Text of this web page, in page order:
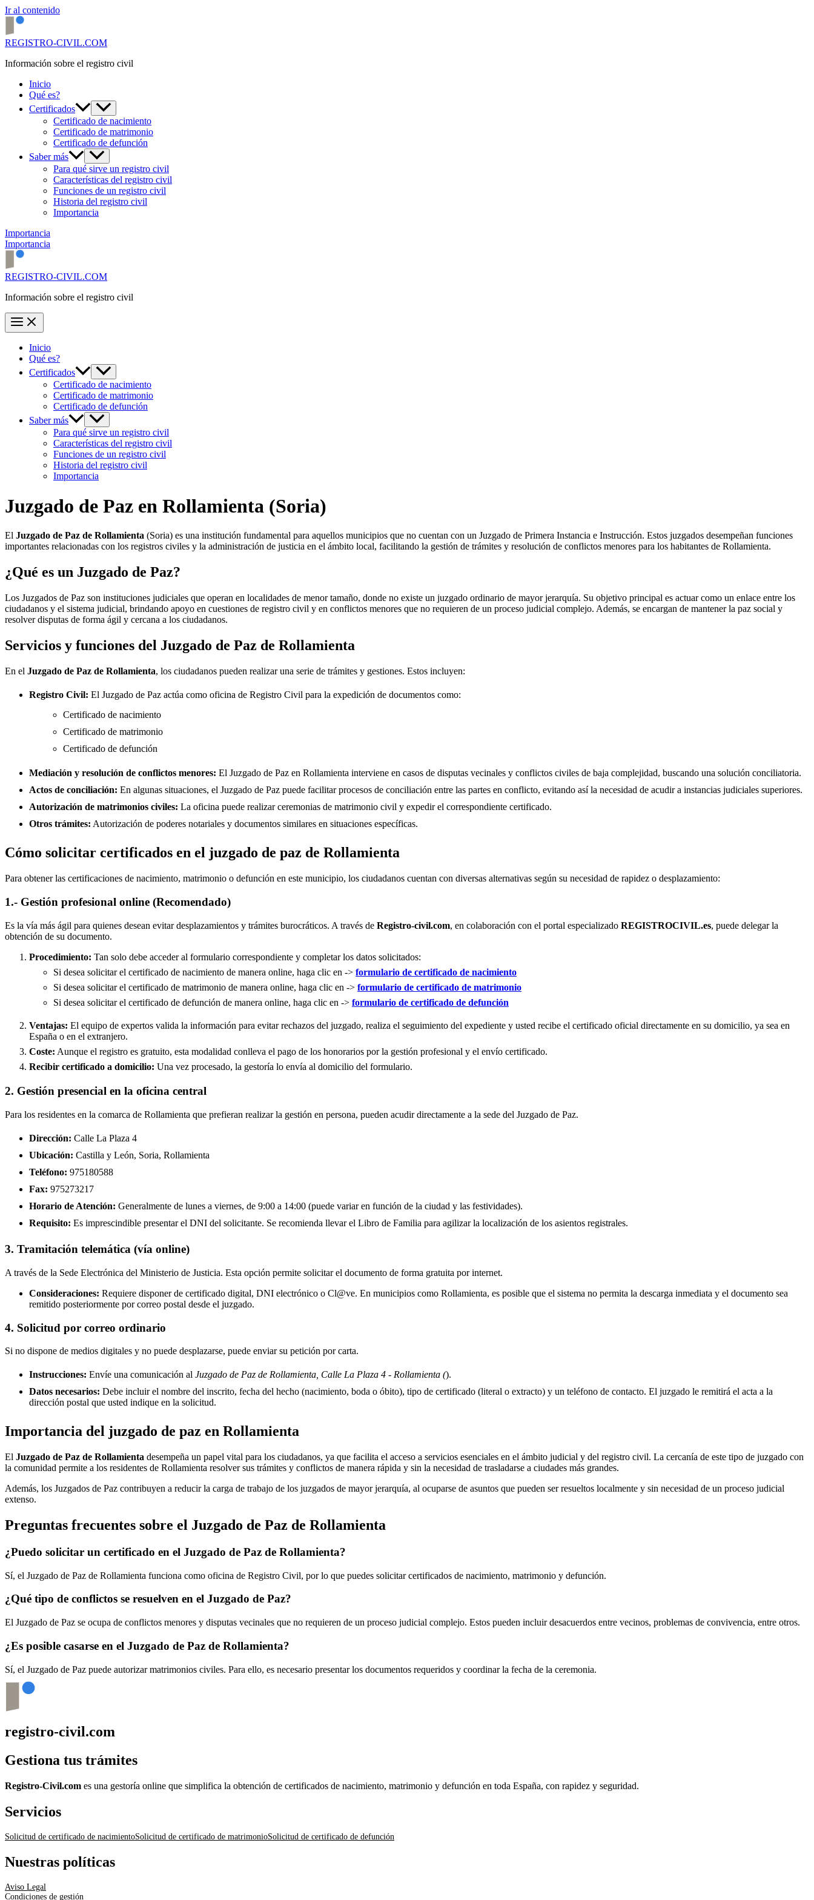
Ir al contenido
REGISTRO-CIVIL.COM
Información sobre el registro civil
Inicio
Qué es?
Certificados
Certificado de nacimiento
Certificado de matrimonio
Certificado de defunción
Saber más
Para qué sirve un registro civil
Características del registro civil
Funciones de un registro civil
Historia del registro civil
Importancia
Importancia
Importancia
REGISTRO-CIVIL.COM
Información sobre el registro civil
Inicio
Qué es?
Certificados
Certificado de nacimiento
Certificado de matrimonio
Certificado de defunción
Saber más
Para qué sirve un registro civil
Características del registro civil
Funciones de un registro civil
Historia del registro civil
Importancia
Juzgado de Paz en Rollamienta (Soria)
El Juzgado de Paz de Rollamienta (Soria) es una institución fundamental para aquellos municipios que no cuentan con un Juzgado de Primera Instancia e Instrucción. Estos juzgados desempeñan funciones
importantes relacionadas con los registros civiles y la administración de justicia en el ámbito local, facilitando la gestión de trámites y resolución de conflictos menores para los habitantes de Rollamienta.
¿Qué es un Juzgado de Paz?
Los Juzgados de Paz son instituciones judiciales que operan en localidades de menor tamaño, donde no existe un juzgado ordinario de mayor jerarquía. Su objetivo principal es actuar como un enlace entre los
ciudadanos y el sistema judicial, brindando apoyo en cuestiones de registro civil y en conflictos menores que no requieren de un proceso judicial complejo. Además, se encargan de mantener la paz social y
resolver disputas de forma ágil y cercana a los ciudadanos.
Servicios y funciones del Juzgado de Paz de Rollamienta
En el Juzgado de Paz de Rollamienta, los ciudadanos pueden realizar una serie de trámites y gestiones. Estos incluyen:
Registro Civil: El Juzgado de Paz actúa como oficina de Registro Civil para la expedición de documentos como:
Certificado de nacimiento
Certificado de matrimonio
Certificado de defunción
Mediación y resolución de conflictos menores: El Juzgado de Paz en Rollamienta interviene en casos de disputas vecinales y conflictos civiles de baja complejidad, buscando una solución conciliatoria.
Actos de conciliación: En algunas situaciones, el Juzgado de Paz puede facilitar procesos de conciliación entre las partes en conflicto, evitando así la necesidad de acudir a instancias judiciales superiores.
Autorización de matrimonios civiles: La oficina puede realizar ceremonias de matrimonio civil y expedir el correspondiente certificado.
Otros trámites: Autorización de poderes notariales y documentos similares en situaciones específicas.
Cómo solicitar certificados en el juzgado de paz de Rollamienta
Para obtener las certificaciones de nacimiento, matrimonio o defunción en este municipio, los ciudadanos cuentan con diversas alternativas según su necesidad de rapidez o desplazamiento:
1.- Gestión profesional online (Recomendado)
Es la vía más ágil para quienes desean evitar desplazamientos y trámites burocráticos. A través de Registro-civil.com, en colaboración con el portal especializado REGISTROCIVIL.es, puede delegar la
obtención de su documento.
Procedimiento: Tan solo debe acceder al formulario correspondiente y completar los datos solicitados:
Si desea solicitar el certificado de nacimiento de manera online, haga clic en -> formulario de certificado de nacimiento
Si desea solicitar el certificado de matrimonio de manera online, haga clic en -> formulario de certificado de matrimonio
Si desea solicitar el certificado de defunción de manera online, haga clic en -> formulario de certificado de defunción
Ventajas: El equipo de expertos valida la información para evitar rechazos del juzgado, realiza el seguimiento del expediente y usted recibe el certificado oficial directamente en su domicilio, ya sea en
España o en el extranjero.
Coste: Aunque el registro es gratuito, esta modalidad conlleva el pago de los honorarios por la gestión profesional y el envío certificado.
Recibir certificado a domicilio: Una vez procesado, la gestoría lo envía al domicilio del formulario.
2. Gestión presencial en la oficina central
Para los residentes en la comarca de Rollamienta que prefieran realizar la gestión en persona, pueden acudir directamente a la sede del Juzgado de Paz.
Dirección: Calle La Plaza 4
Ubicación: Castilla y León, Soria, Rollamienta
Teléfono: 975180588
Fax: 975273217
Horario de Atención: Generalmente de lunes a viernes, de 9:00 a 14:00 (puede variar en función de la ciudad y las festividades).
Requisito: Es imprescindible presentar el DNI del solicitante. Se recomienda llevar el Libro de Familia para agilizar la localización de los asientos registrales.
3. Tramitación telemática (vía online)
A través de la Sede Electrónica del Ministerio de Justicia. Esta opción permite solicitar el documento de forma gratuita por internet.
Consideraciones: Requiere disponer de certificado digital, DNI electrónico o Cl@ve. En municipios como Rollamienta, es posible que el sistema no permita la descarga inmediata y el documento sea
remitido posteriormente por correo postal desde el juzgado.
4. Solicitud por correo ordinario
Si no dispone de medios digitales y no puede desplazarse, puede enviar su petición por carta.
Instrucciones: Envíe una comunicación al Juzgado de Paz de Rollamienta, Calle La Plaza 4 - Rollamienta ().
Datos necesarios: Debe incluir el nombre del inscrito, fecha del hecho (nacimiento, boda o óbito), tipo de certificado (literal o extracto) y un teléfono de contacto. El juzgado le remitirá el acta a la
dirección postal que usted indique en la solicitud.
Importancia del juzgado de paz en Rollamienta
El Juzgado de Paz de Rollamienta desempeña un papel vital para los ciudadanos, ya que facilita el acceso a servicios esenciales en el ámbito judicial y del registro civil. La cercanía de este tipo de juzgado con
la comunidad permite a los residentes de Rollamienta resolver sus trámites y conflictos de manera rápida y sin la necesidad de trasladarse a ciudades más grandes.
Además, los Juzgados de Paz contribuyen a reducir la carga de trabajo de los juzgados de mayor jerarquía, al ocuparse de asuntos que pueden ser resueltos localmente y sin necesidad de un proceso judicial
extenso.
Preguntas frecuentes sobre el Juzgado de Paz de Rollamienta
¿Puedo solicitar un certificado en el Juzgado de Paz de Rollamienta?
Sí, el Juzgado de Paz de Rollamienta funciona como oficina de Registro Civil, por lo que puedes solicitar certificados de nacimiento, matrimonio y defunción.
¿Qué tipo de conflictos se resuelven en el Juzgado de Paz?
El Juzgado de Paz se ocupa de conflictos menores y disputas vecinales que no requieren de un proceso judicial complejo. Estos pueden incluir desacuerdos entre vecinos, problemas de convivencia, entre otros.
¿Es posible casarse en el Juzgado de Paz de Rollamienta?
Sí, el Juzgado de Paz puede autorizar matrimonios civiles. Para ello, es necesario presentar los documentos requeridos y coordinar la fecha de la ceremonia.
registro-civil.com
Gestiona tus trámites
Registro-Civil.com es una gestoría online que simplifica la obtención de certificados de nacimiento, matrimonio y defunción en toda España, con rapidez y seguridad.
Servicios
Solicitud de certificado de nacimientoSolicitud de certificado de matrimonioSolicitud de certificado de defunción
Nuestras políticas
Aviso Legal
Condiciones de gestión